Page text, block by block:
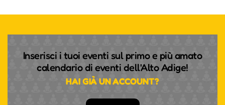
Inserisci i tuoi eventi sul primo e più amato
calendario di eventi dell'Alto Adige!
HAI GIÀ UN ACCOUNT?